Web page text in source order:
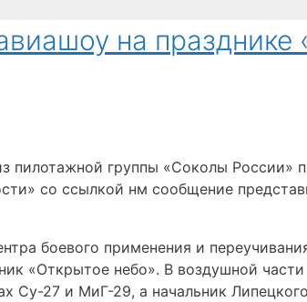
на
пилотажной группы «Соколы России»
со ссылкой нм сообщение
боевого применения и
«Открытое небо». В воздушной
Су-27 и МиГ-29, а начальник